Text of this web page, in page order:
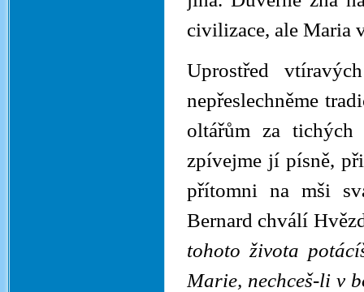
civilizace, ale Maria
Uprostřed
nepřeslechněme
oltářům za tichých
zpívejme jí písně,
přítomni na mši
Bernard chválí
tohoto života
Marie, nechceš-li v